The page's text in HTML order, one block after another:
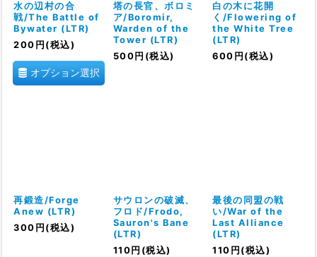
水の辺村の合
戦/The Battle of
Bywater (LTR)
200 円 (税込)
オプション選択
塔の長官、ボロミ
ア/Boromir,
Warden of the
Tower (LTR)
500 円 (税込)
白の木に花開
く/Flowering of
the White Tree
(LTR)
600 円 (税込)
再鍛造/Forge
Anew (LTR)
300 円 (税込)
サウロンの破滅、
フロド/Frodo,
Sauron's Bane
(LTR)
110 円 (税込)
最後の同盟の戦
い/War of the
Last Alliance
(LTR)
110 円 (税込)